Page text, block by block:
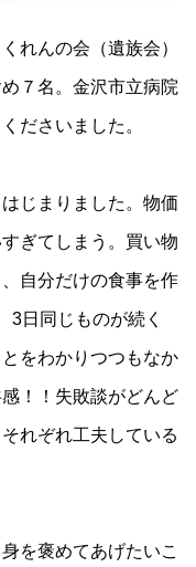
れんの会（遺族会）
７名。金沢市立病院
ださいました。
じまりました。物価
ぎてしまう。買い物
自分だけの食事を作
3日同じものが続く
をわかりつつもなか
！！失敗談がどんど
れぞれ工夫している
を褒めてあげたいこ